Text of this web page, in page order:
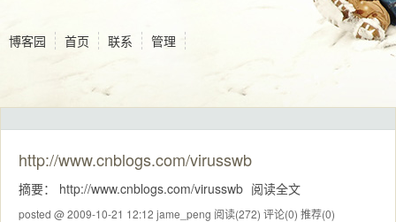
博客园 首页 联系 管理
http://www.cnblogs.com/virusswb
摘要： http://www.cnblogs.com/virusswb 阅读全文
posted @ 2009-10-21 12:12 jame_peng 阅读(272) 评论(0) 推荐(0)